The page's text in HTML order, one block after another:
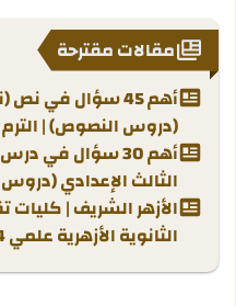
مقالات مقترحة
أهم 45 سؤال في
(دروس النصوص) | الترم
أهم 30 سؤال في
الثالث الإعدادي (دروس
الثانوية الأزهرية علمي 2024